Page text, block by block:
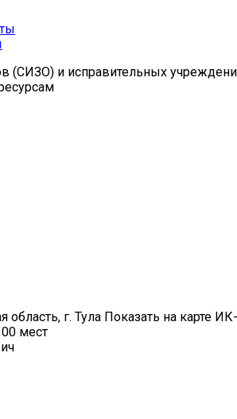
(СИЗО) и исправительных
область, г. Тула Показать на карте
мест